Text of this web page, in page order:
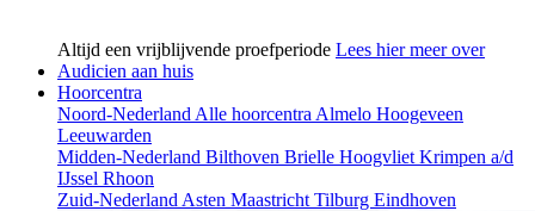
Altijd een vrijblijvende proefperiode Lees hier meer over
Audicien aan huis
Hoorcentra
Noord-Nederland Alle hoorcentra Almelo Hoogeveen
Leeuwarden
Midden-Nederland Bilthoven Brielle Hoogvliet Krimpen a/d
IJssel Rhoon
Zuid-Nederland Asten Maastricht Tilburg Eindhoven